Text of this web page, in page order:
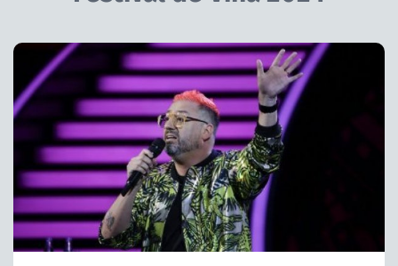
CASTING MASTERCHEF CHILE
CASTING TVN VERTICAL
TVN VERTICAL
TVN PLAY
PROGRAMAS
TELESERIES